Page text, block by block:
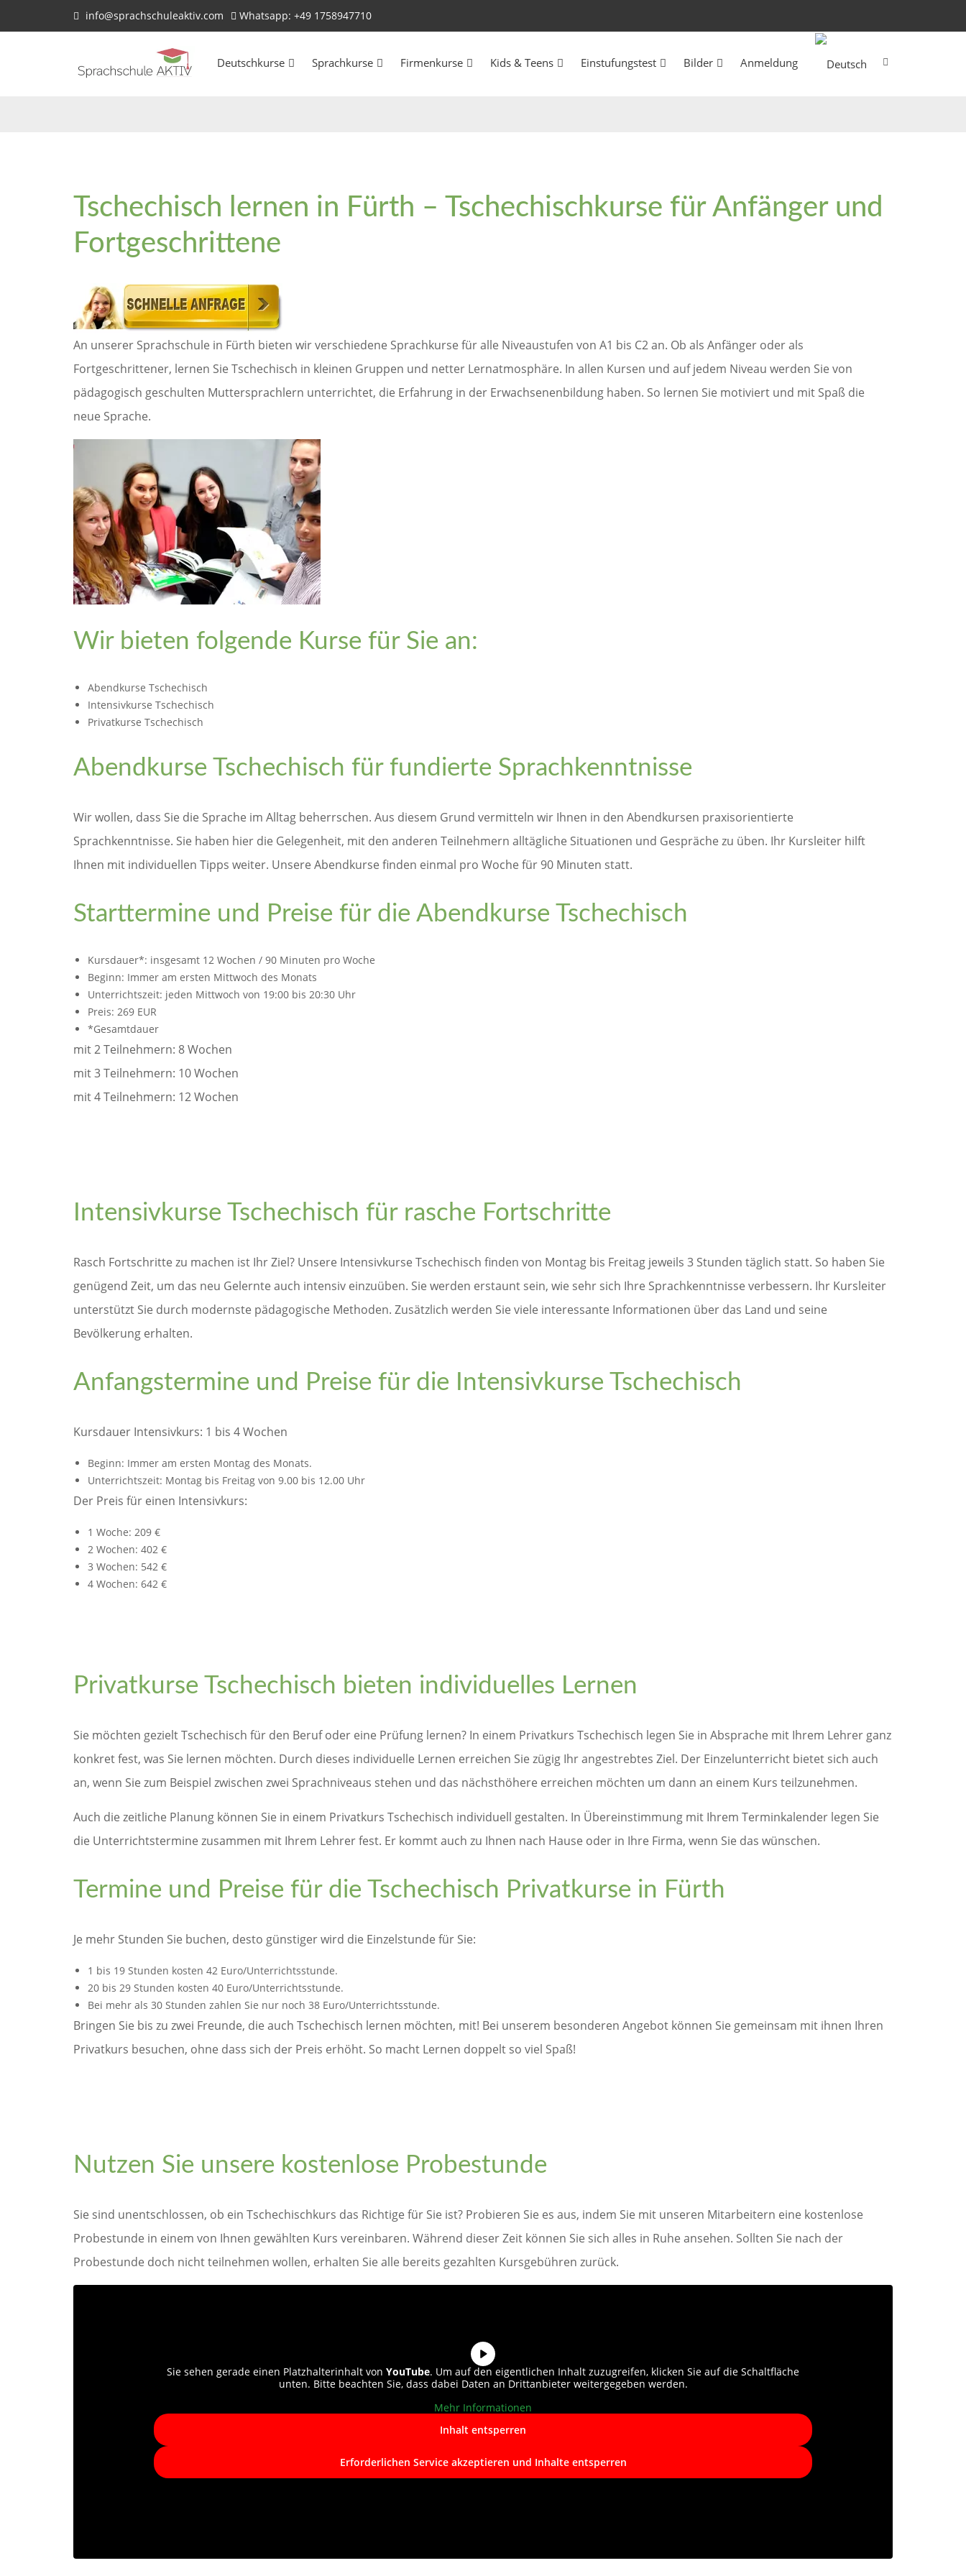
info@sprachschuleaktiv.com Whatsapp: +49 1758947710
Deutschkurse Sprachkurse Firmenkurse Kids & Teens Einstufungstest Bilder Anmeldung
Tschechisch lernen in Fürth – Tschechischkurse für Anfänger und
Fortgeschrittene
An unserer Sprachschule in Fürth bieten wir verschiedene Sprachkurse für alle Niveaustufen von A1 bis C2 an. Ob als Anfänger oder als
Fortgeschrittener, lernen Sie Tschechisch in kleinen Gruppen und netter Lernatmosphäre. In allen Kursen und auf jedem Niveau werden Sie von
pädagogisch geschulten Muttersprachlern unterrichtet, die Erfahrung in der Erwachsenenbildung haben. So lernen Sie motiviert und mit Spaß die
neue Sprache.
Wir bieten folgende Kurse für Sie an:
Abendkurse Tschechisch
Intensivkurse Tschechisch
Privatkurse Tschechisch
Abendkurse Tschechisch für fundierte Sprachkenntnisse
Wir wollen, dass Sie die Sprache im Alltag beherrschen. Aus diesem Grund vermitteln wir Ihnen in den Abendkursen praxisorientierte
Sprachkenntnisse. Sie haben hier die Gelegenheit, mit den anderen Teilnehmern alltägliche Situationen und Gespräche zu üben. Ihr Kursleiter hilft
Ihnen mit individuellen Tipps weiter. Unsere Abendkurse finden einmal pro Woche für 90 Minuten statt.
Starttermine und Preise für die Abendkurse Tschechisch
Kursdauer*: insgesamt 12 Wochen / 90 Minuten pro Woche
Beginn: Immer am ersten Mittwoch des Monats
Unterrichtszeit: jeden Mittwoch von 19:00 bis 20:30 Uhr
Preis: 269 EUR
*Gesamtdauer
mit 2 Teilnehmern: 8 Wochen
mit 3 Teilnehmern: 10 Wochen
mit 4 Teilnehmern: 12 Wochen
Intensivkurse Tschechisch für rasche Fortschritte
Rasch Fortschritte zu machen ist Ihr Ziel? Unsere Intensivkurse Tschechisch finden von Montag bis Freitag jeweils 3 Stunden täglich statt. So haben Sie
genügend Zeit, um das neu Gelernte auch intensiv einzuüben. Sie werden erstaunt sein, wie sehr sich Ihre Sprachkenntnisse verbessern. Ihr Kursleiter
unterstützt Sie durch modernste pädagogische Methoden. Zusätzlich werden Sie viele interessante Informationen über das Land und seine
Bevölkerung erhalten.
Anfangstermine und Preise für die Intensivkurse Tschechisch
Kursdauer Intensivkurs: 1 bis 4 Wochen
Beginn: Immer am ersten Montag des Monats.
Unterrichtszeit: Montag bis Freitag von 9.00 bis 12.00 Uhr
Der Preis für einen Intensivkurs:
1 Woche: 209 €
2 Wochen: 402 €
3 Wochen: 542 €
4 Wochen: 642 €
Privatkurse Tschechisch bieten individuelles Lernen
Sie möchten gezielt Tschechisch für den Beruf oder eine Prüfung lernen? In einem Privatkurs Tschechisch legen Sie in Absprache mit Ihrem Lehrer ganz
konkret fest, was Sie lernen möchten. Durch dieses individuelle Lernen erreichen Sie zügig Ihr angestrebtes Ziel. Der Einzelunterricht bietet sich auch
an, wenn Sie zum Beispiel zwischen zwei Sprachniveaus stehen und das nächsthöhere erreichen möchten um dann an einem Kurs teilzunehmen.
Auch die zeitliche Planung können Sie in einem Privatkurs Tschechisch individuell gestalten. In Übereinstimmung mit Ihrem Terminkalender legen Sie
die Unterrichtstermine zusammen mit Ihrem Lehrer fest. Er kommt auch zu Ihnen nach Hause oder in Ihre Firma, wenn Sie das wünschen.
Termine und Preise für die Tschechisch Privatkurse in Fürth
Je mehr Stunden Sie buchen, desto günstiger wird die Einzelstunde für Sie:
1 bis 19 Stunden kosten 42 Euro/Unterrichtsstunde.
20 bis 29 Stunden kosten 40 Euro/Unterrichtsstunde.
Bei mehr als 30 Stunden zahlen Sie nur noch 38 Euro/Unterrichtsstunde.
Bringen Sie bis zu zwei Freunde, die auch Tschechisch lernen möchten, mit! Bei unserem besonderen Angebot können Sie gemeinsam mit ihnen Ihren
Privatkurs besuchen, ohne dass sich der Preis erhöht. So macht Lernen doppelt so viel Spaß!
Nutzen Sie unsere kostenlose Probestunde
Sie sind unentschlossen, ob ein Tschechischkurs das Richtige für Sie ist? Probieren Sie es aus, indem Sie mit unseren Mitarbeitern eine kostenlose
Probestunde in einem von Ihnen gewählten Kurs vereinbaren. Während dieser Zeit können Sie sich alles in Ruhe ansehen. Sollten Sie nach der
Probestunde doch nicht teilnehmen wollen, erhalten Sie alle bereits gezahlten Kursgebühren zurück.
Sie sehen gerade einen Platzhalterinhalt von YouTube. Um auf den eigentlichen Inhalt zuzugreifen, klicken Sie auf die Schaltfläche
unten. Bitte beachten Sie, dass dabei Daten an Drittanbieter weitergegeben werden.
Mehr Informationen
Inhalt entsperren
Erforderlichen Service akzeptieren und Inhalte entsperren